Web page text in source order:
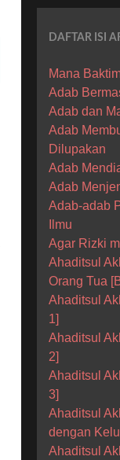
DAFTAR ISI
Mana
Adab
Adab dan
Adab
Dilupakan
Adab
Adab
Adab-adab
Ilmu
Agar Rizki
Ahaditsul
Orang Tua
Ahaditsul
1]
Ahaditsul
2]
Ahaditsul
3]
Ahaditsul
dengan
Ahaditsul